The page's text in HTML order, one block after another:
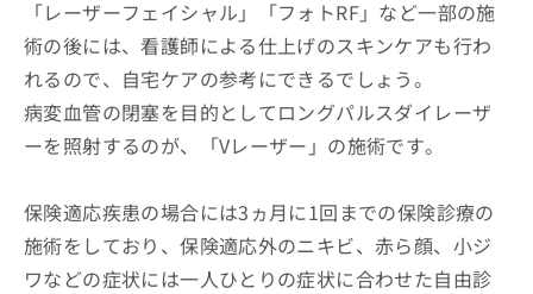
「レーザーフェイシャル」「フォトRF」など一部の施
術の後には、看護師による仕上げのスキンケアも行わ
れるので、自宅ケアの参考にできるでしょう。
病変血管の閉塞を目的としてロングパルスダイレーザ
ーを照射するのが、「Vレーザー」の施術です。
保険適応疾患の場合には3ヵ月に1回までの保険診療の
施術をしており、保険適応外のニキビ、赤ら顔、小ジ
ワなどの症状には一人ひとりの症状に合わせた自由診